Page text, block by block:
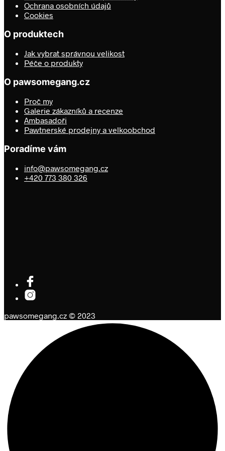
na
Ochrana osobních údajů
Cookies
O produktech
Jak vybrat správnou velikost
Péče o produkty
O pawsomegang.cz
Proč my
Galerie zákazníků a recenze
Ambasadoři
Pawtnerské prodejny a velkoobchod
Poradíme vám
info@pawsomegang.cz
+420 773 380 326
pawsomegang.cz © 2023